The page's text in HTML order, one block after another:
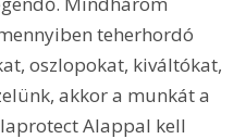
teherhordó
oszlopokat, kiváltókat,
akkor a munkát a
Alappal kell